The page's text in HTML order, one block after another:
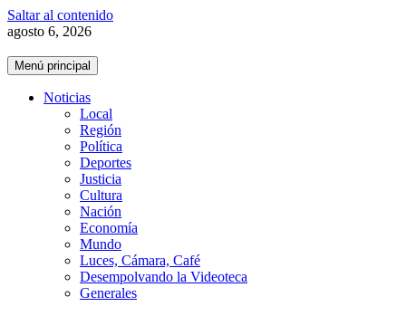
Saltar al contenido
agosto 6, 2026
Menú principal
Noticias
Local
Región
Política
Deportes
Justicia
Cultura
Nación
Economía
Mundo
Luces, Cámara, Café
Desempolvando la Videoteca
Generales